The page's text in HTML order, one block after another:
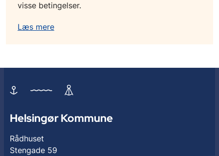
visse betingelser.
Læs mere
Helsingør Kommune
Rådhuset
Stengade 59